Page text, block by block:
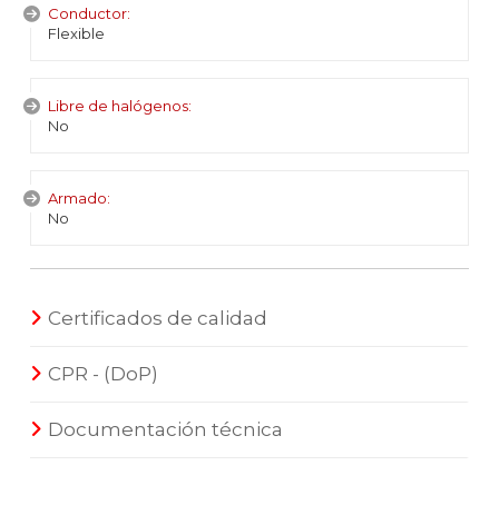
Conductor:
Flexible
Libre de halógenos:
No
Armado:
No
Certificados de calidad
CPR - (DoP)
Documentación técnica